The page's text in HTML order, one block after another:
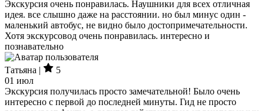
Экскурсия очень понравилась. Наушники для всех отличная
идея. все слышно даже на расстоянии. но был минус один -
маленький автобус, не видно было достопримечательности.
Хотя экскурсовод очень понравилась. интересно и
познавательно
Татьяна |
5
01 июл
Экскурсия получилась просто замечательной! Было очень
интересно с первой до последней минуты. Гид не просто